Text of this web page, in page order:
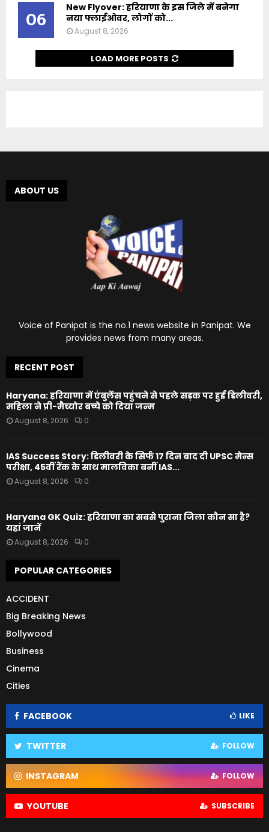
06
New Flyover: हरियाणा के इस जिले में बनेगा
नया फ्लाईओवर, लोगों को...
August 8, 2026
LOAD MORE POSTS
ABOUT US
Voice of Panipat is the no.1 news website in Panipat. We
provides news from many areas.
RECENT POST
Haryana: हरियाणा में एंबुलेंस पहुंचने से पहले सड़क पर हुई डिलीवरी,
महिला ने प्री-मैच्योर बच्चे को दिया जन्म
August 8, 2026 0
IAS Success Story: डिलीवरी के सिर्फ 17 दिन बाद दी UPSC मेन्स
परीक्षा, 45वीं रैंक के साथ मालविका बनीं IAS...
August 8, 2026 0
Haryana GK Quiz: हरियाणा का सबसे पुराना जिला कौन सा है?
यहां जानें
August 8, 2026 0
POPULAR CATEGORIES
ACCIDENT
Big Breaking News
Bollywood
Business
Cinema
Cities
FACEBOOK LIKE
TWITTER FOLLOW
INSTAGRAM FOLLOW
YOUTUBE SUBSCRIBE